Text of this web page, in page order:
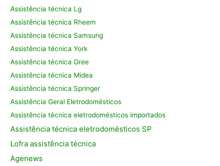
Assistência técnica Lg
Assistência técnica Rheem
Assistência técnica Samsung
Assistência técnica York
Assistência técnica Gree
Assistência técnica Midea
Assistência técnica Springer
Assistência Geral Eletrodomésticos
Assistência técnica eletrodomésticos importados
Assistência técnica eletrodomésticos SP
Lofra assistênciatécnica
Agenews